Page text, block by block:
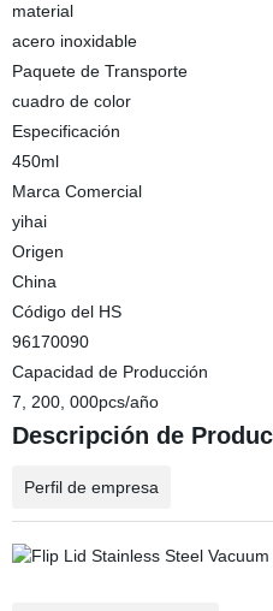
material
acero inoxidable
Paquete de Transporte
cuadro de color
Especificación
450ml
Marca Comercial
yihai
Origen
China
Código del HS
96170090
Capacidad de Producción
7, 200, 000pcs/año
Descripción de
Perfil de empresa